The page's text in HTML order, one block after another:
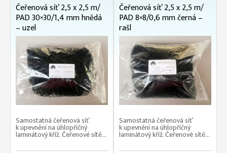
Čeřenová síť 2,5 x 2,5 m/
PAD 30×30/1,4 mm hnědá
– uzel
Samostatná čeřenová síť
k upevnění na úhlopříčný
laminátový kříž. Čeřenové sítě...
Čeřenová síť 2,5 x 2,5 m/
PAD 8×8/0,6 mm černá –
rašl
Samostatná čeřenová síť
k upevnění na úhlopříčný
laminátový kříž. Čeřenové sítě...